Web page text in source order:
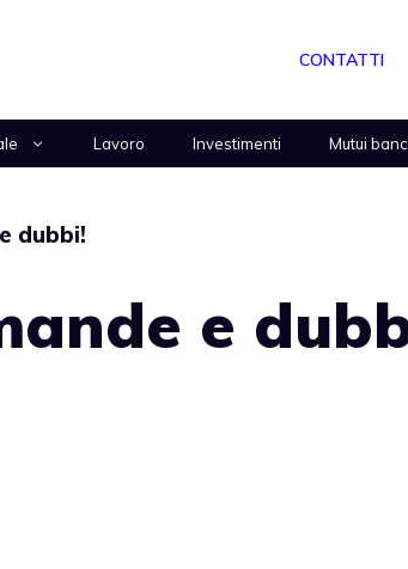
CONTATTI
Lavoro Investimenti Mutui
dubbi!
e